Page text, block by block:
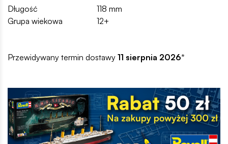
Długość
118 mm
Grupa wiekowa
12+
Przewidywany termin dostawy 11 sierpnia 2026*